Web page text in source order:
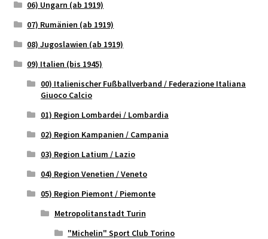
06) Ungarn (ab 1919)
07) Rumänien (ab 1919)
08) Jugoslawien (ab 1919)
09) Italien (bis 1945)
00) Italienischer Fußballverband / Federazione Italiana
Giuoco Calcio
01) Region Lombardei / Lombardia
02) Region Kampanien / Campania
03) Region Latium / Lazio
04) Region Venetien / Veneto
05) Region Piemont / Piemonte
Metropolitanstadt Turin
"Michelin" Sport Club Torino